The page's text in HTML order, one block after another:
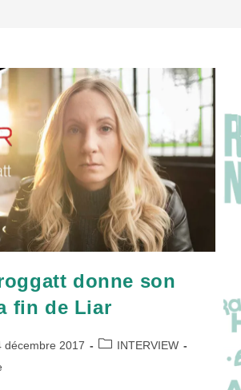
donne son
fin de Liar
:
décembre 2017
PostINTERVIEW